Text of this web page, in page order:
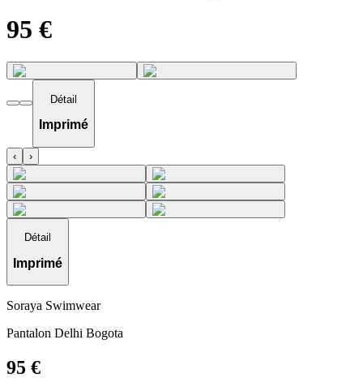
95 €
Détail
Imprimé
‹ ›
Détail
Imprimé
Soraya Swimwear
Pantalon Delhi Bogota
95 €